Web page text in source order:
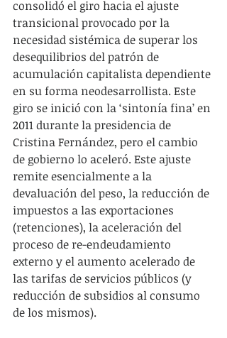
consolidó el giro hacia el ajuste
transicional provocado por la
necesidad sistémica de superar los
desequilibrios del patrón de
acumulación capitalista dependiente
en su forma neodesarrollista. Este
giro se inició con la ‘sintonía fina’ en
2011 durante la presidencia de
Cristina Fernández, pero el cambio
de gobierno lo aceleró. Este ajuste
remite esencialmente a la
devaluación del peso, la reducción de
impuestos a las exportaciones
(retenciones), la aceleración del
proceso de re-endeudamiento
externo y el aumento acelerado de
las tarifas de servicios públicos (y
reducción de subsidios al consumo
de los mismos).